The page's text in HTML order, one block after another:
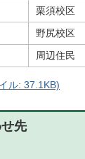
栗須校区
野尻校区
周辺住民
ル: 37.1KB)
先